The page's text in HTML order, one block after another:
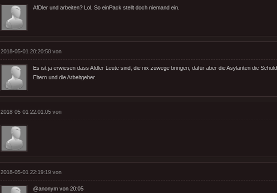
AfDler und arbeiten? Lol. So einPack stellt doch niemand ein.
2018-05-01 20:20:58 von
Es ist ja erwiesen dass Afdler Leute sind, die nix zuwege bringen, dafür aber die Asylanten die
Eltern und die Arbeitgeber.
2018-05-01 22:01:05 von
2018-05-01 22:19:19 von
@anonym von 20:05